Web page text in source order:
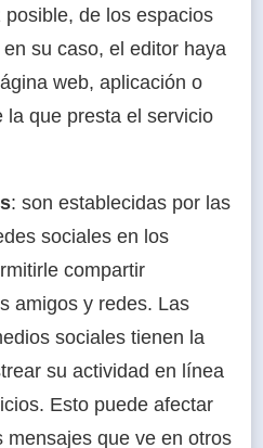
de los espacios
su caso, el editor haya
web, aplicación o
la que presta el servicio
: son establecidas por las
sociales en los
compartir
amigos y redes. Las
sociales tienen la
su actividad en línea
Esto puede afectar
mensajes que ve en otros